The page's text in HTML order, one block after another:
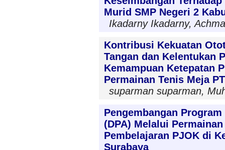
Murid SMP Negeri 2
Ikadarny Ikadarny,
Kontribusi Kekuatan
Tangan dan Kelentukan
Kemampuan Ketepatan
Permainan Tenis Meja
suparman suparman,
Pengembangan
(DPA) Melalui
Pembelajaran PJOK di
Surabaya